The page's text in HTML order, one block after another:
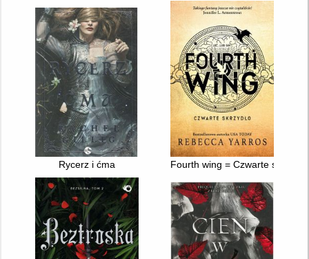
Rycerz i ćma Fourth wing = Czwarte skrzydło